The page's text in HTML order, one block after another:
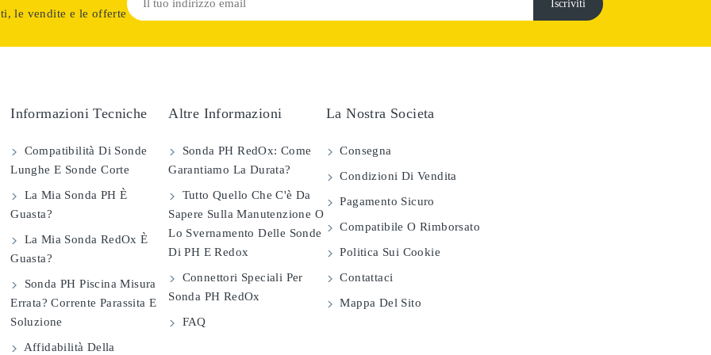
le vendite e le offerte
Informazioni Tecniche
Compatibilità Di Sonde
Lunghe E Sonde Corte
La Mia Sonda PH È
Guasta?
La Mia Sonda RedOx È
Guasta?
Sonda PH Piscina Misura
Errata? Corrente Parassita E
Soluzione
Affidabilità Della
Altre Informazioni
Sonda PH RedOx: Come
Garantiamo La Durata?
Tutto Quello Che C'è Da
Sapere Sulla Manutenzione O
Lo Svernamento Delle Sonde
Di PH E Redox
Connettori Speciali Per
Sonda PH RedOx
FAQ
La Nostra Societa
Consegna
Condizioni Di Vendita
Pagamento Sicuro
Compatibile O Rimborsato
Politica Sui Cookie
Contattaci
Mappa Del Sito